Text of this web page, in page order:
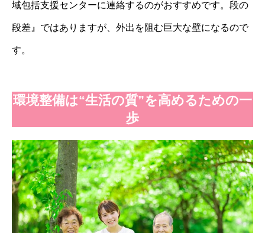
域包括支援センターに連絡するのがおすすめです。段の
段差』ではありますが、外出を阻む巨大な壁になるので
す。
環境整備は“生活の質”を高めるための一
歩